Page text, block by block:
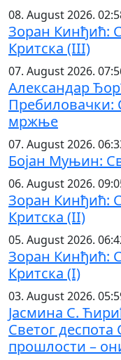
08. August 2026.
Зоран Кинђић:
Критска (III)
07. August 2026.
Александар
Пребиловачки:
мржње
07. August 2026.
Бојан Муњин:
06. August 2026.
Зоран Кинђић:
Критска (II)
05. August 2026.
Зоран Кинђић:
Критска (I)
03. August 2026.
Јасмина С.
Светог
прошлости –